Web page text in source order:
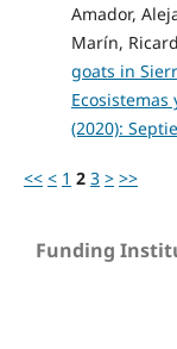
Amador,
Marín,
goats in
Ecosistemas
(2020):
<< < 1 2 3 > >>
Funding